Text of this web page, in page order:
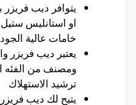
يتوافر ديب فريزر
او استانليس
خامات عالية
يعتبر ديب فريزر
ومصنف من الفئه
ترشيد الاستهلاك
يتيح لك ديب